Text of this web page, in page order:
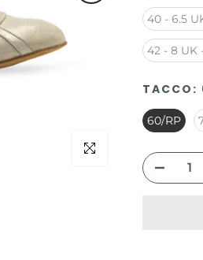
Clicca per ingrandire
40 - 6.5
42 - 8 UK
TACCO:
60/RP